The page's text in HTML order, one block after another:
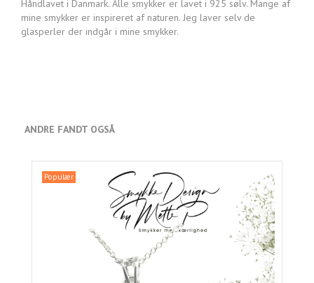
Håndlavet i Danmark. Alle smykker er lavet i 925 sølv. Mange af
mine smykker er inspireret af naturen. Jeg laver selv de
glasperler der indgår i mine smykker.
ANDRE FANDT OGSÅ
Populær